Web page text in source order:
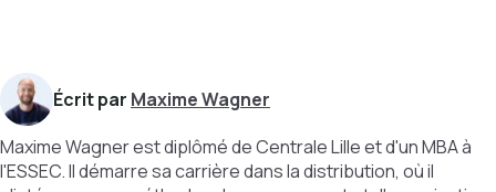
Écrit par Maxime Wagner
Maxime Wagner est diplômé de Centrale Lille et d'un MBA à
l'ESSEC. Il démarre sa carrière dans la distribution, où il